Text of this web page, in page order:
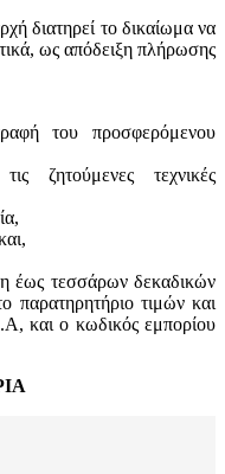
διατηρεί το δικαίωμα να
ως απόδειξη πλήρωσης
του προσφερόμενου
ζητούμενες τεχνικές
έως τεσσάρων δεκαδικών
παρατηρητήριο τιμών και
και ο κωδικός εμπορίου